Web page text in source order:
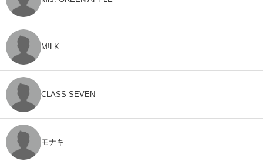
M!LK
CLASS SEVEN
モナキ